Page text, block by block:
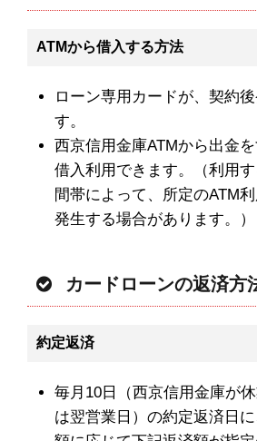
ATMから借入する方法
ローン専用カードが、契約
す。
西京信用金庫ATMから出金
借入利用できます。（利用
間帯によって、所定のATM
発生する場合があります。）
カードローンの返済方
約定返済
毎月10日（西京信用金庫が
は翌営業日）の約定返済日